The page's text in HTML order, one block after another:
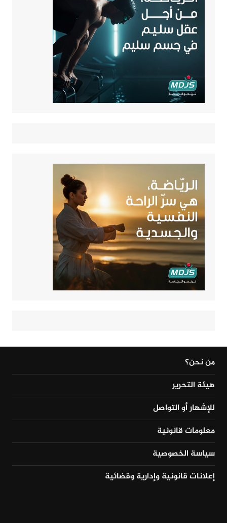
من نحن؟
هيئة التحرير
للإشهار أو التواصل
معلومات قانونية
سياسة الخصوصية
إعلانات قانونية وإدارية وقضائية